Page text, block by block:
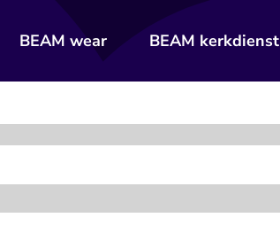
BEAM wear BEAM kerkdienst